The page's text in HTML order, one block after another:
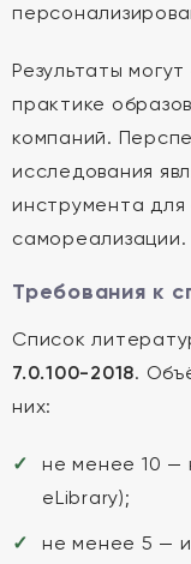
Результаты
практике
компаний.
исследования
инструмента для
самореализации.
Требования к
Список
7.0.100-2018.
них:
не менее 10 —
eLibrary);
не менее 5 —